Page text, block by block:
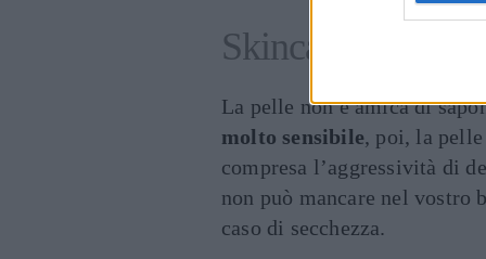
Skincare pelle
La pelle non è amica di
molto sensibile, poi, la
compresa l’aggressività di
non può mancare nel vostro
caso di secchezza.